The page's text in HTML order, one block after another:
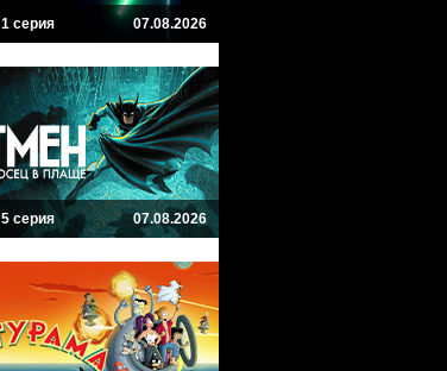
серия 07.08.2026
серия 07.08.2026